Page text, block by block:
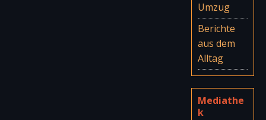
Umzug
Berichte
aus dem
Alltag
Mediathe
k